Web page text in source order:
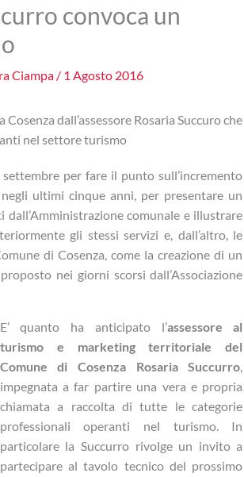
convoca un
Ciampa / 1 Agosto 2016
dall’assessore Rosaria Succuro che
nel settore turismo
per fare il punto sull’incremento
ultimi cinque anni, per presentare un
comunale e illustrare
gli stessi servizi e, dall’altro, le
di Cosenza, come la creazione di un
nei giorni scorsi dall’Associazione
E’ quanto ha anticipato l’assessore al
turismo e marketing territoriale del
Comune di Cosenza Rosaria Succurro,
impegnata a far partire una vera e propria
chiamata a raccolta di tutte le categorie
professionali operanti nel turismo. In
particolare la Succurro rivolge un invito a
partecipare al tavolo tecnico del prossimo